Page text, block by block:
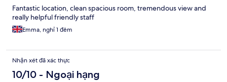
Fantastic location, clean spacious room, tremendous view and
really helpful friendly staff
Emma, nghỉ 1 đêm
Nhận xét đã xác thực
10/10 - Ngoại hạng